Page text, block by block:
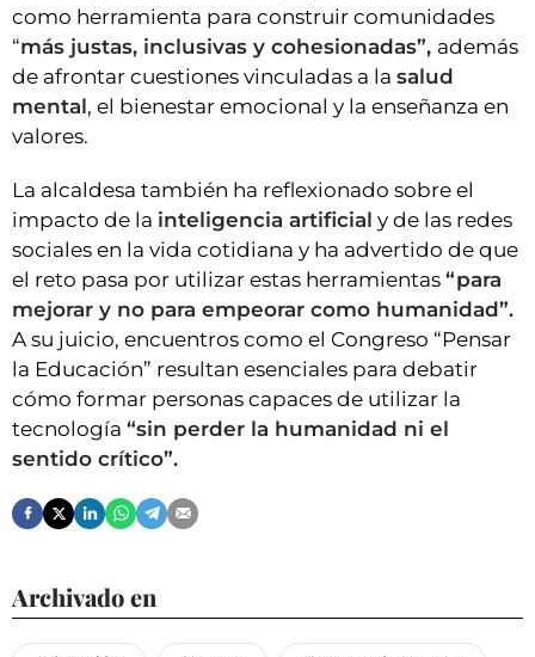
como herramienta para construir comunidades
“más justas, inclusivas y cohesionadas”, además
de afrontar cuestiones vinculadas a la salud
mental, el bienestar emocional y la enseñanza en
valores.
La alcaldesa también ha reflexionado sobre el
impacto de la inteligencia artificial y de las redes
sociales en la vida cotidiana y ha advertido de que
el reto pasa por utilizar estas herramientas “para
mejorar y no para empeorar como humanidad”.
A su juicio, encuentros como el Congreso “Pensar
la Educación” resultan esenciales para debatir
cómo formar personas capaces de utilizar la
tecnología “sin perder la humanidad ni el
sentido crítico”.
Archivado en